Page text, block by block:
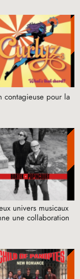
contagieuse pour la
univers musicaux
une collaboration